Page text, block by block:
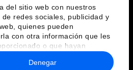
del sitio web con nuestros
de redes sociales, publicidad y
quienes pueden
con otra información que les
o que hayan
a partir del uso que haya
sus servicios.
Denegar